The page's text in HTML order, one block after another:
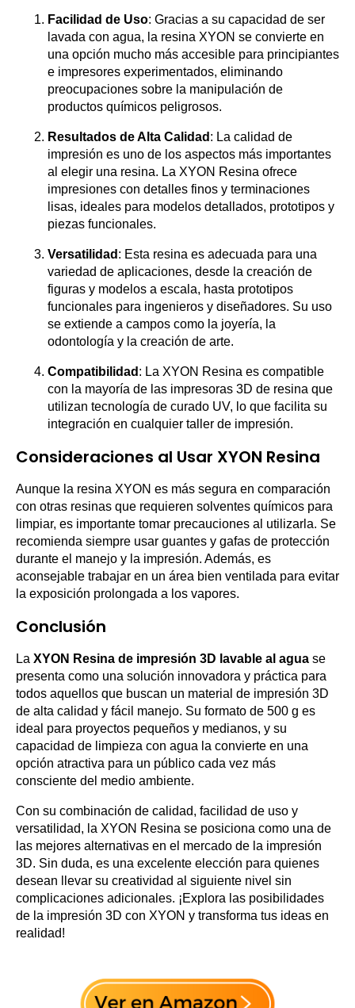
Facilidad de Uso: Gracias a su capacidad de ser
lavada con agua, la resina XYON se convierte en
una opción mucho más accesible para principiantes
e impresores experimentados, eliminando
preocupaciones sobre la manipulación de
productos químicos peligrosos.
Resultados de Alta Calidad : La calidad de
impresión es uno de los aspectos más importantes
al elegir una resina. La XYON Resina ofrece
impresiones con detalles finos y terminaciones
lisas, ideales para modelos detallados, prototipos y
piezas funcionales.
Versatilidad : Esta resina es adecuada para una
variedad de aplicaciones, desde la creación de
figuras y modelos a escala, hasta prototipos
funcionales para ingenieros y diseñadores. Su uso
se extiende a campos como la joyería, la
odontología y la creación de arte.
Compatibilidad : La XYON Resina es compatible
con la mayoría de las impresoras 3D de resina que
utilizan tecnología de curado UV, lo que facilita su
integración en cualquier taller de impresión.
Consideraciones al Usar XYON Resina
Aunque la resina XYON es más segura en comparación
con otras resinas que requieren solventes químicos para
limpiar, es importante tomar precauciones al utilizarla. Se
recomienda siempre usar guantes y gafas de protección
durante el manejo y la impresión. Además, es
aconsejable trabajar en un área bien ventilada para evitar
la exposición prolongada a los vapores.
Conclusión
La XYON Resina de impresión 3D lavable al agua se
presenta como una solución innovadora y práctica para
todos aquellos que buscan un material de impresión 3D
de alta calidad y fácil manejo. Su formato de 500 g es
ideal para proyectos pequeños y medianos, y su
capacidad de limpieza con agua la convierte en una
opción atractiva para un público cada vez más
consciente del medio ambiente.
Con su combinación de calidad, facilidad de uso y
versatilidad, la XYON Resina se posiciona como una de
las mejores alternativas en el mercado de la impresión
3D. Sin duda, es una excelente elección para quienes
desean llevar su creatividad al siguiente nivel sin
complicaciones adicionales. ¡Explora las posibilidades
de la impresión 3D con XYON y transforma tus ideas en
realidad!